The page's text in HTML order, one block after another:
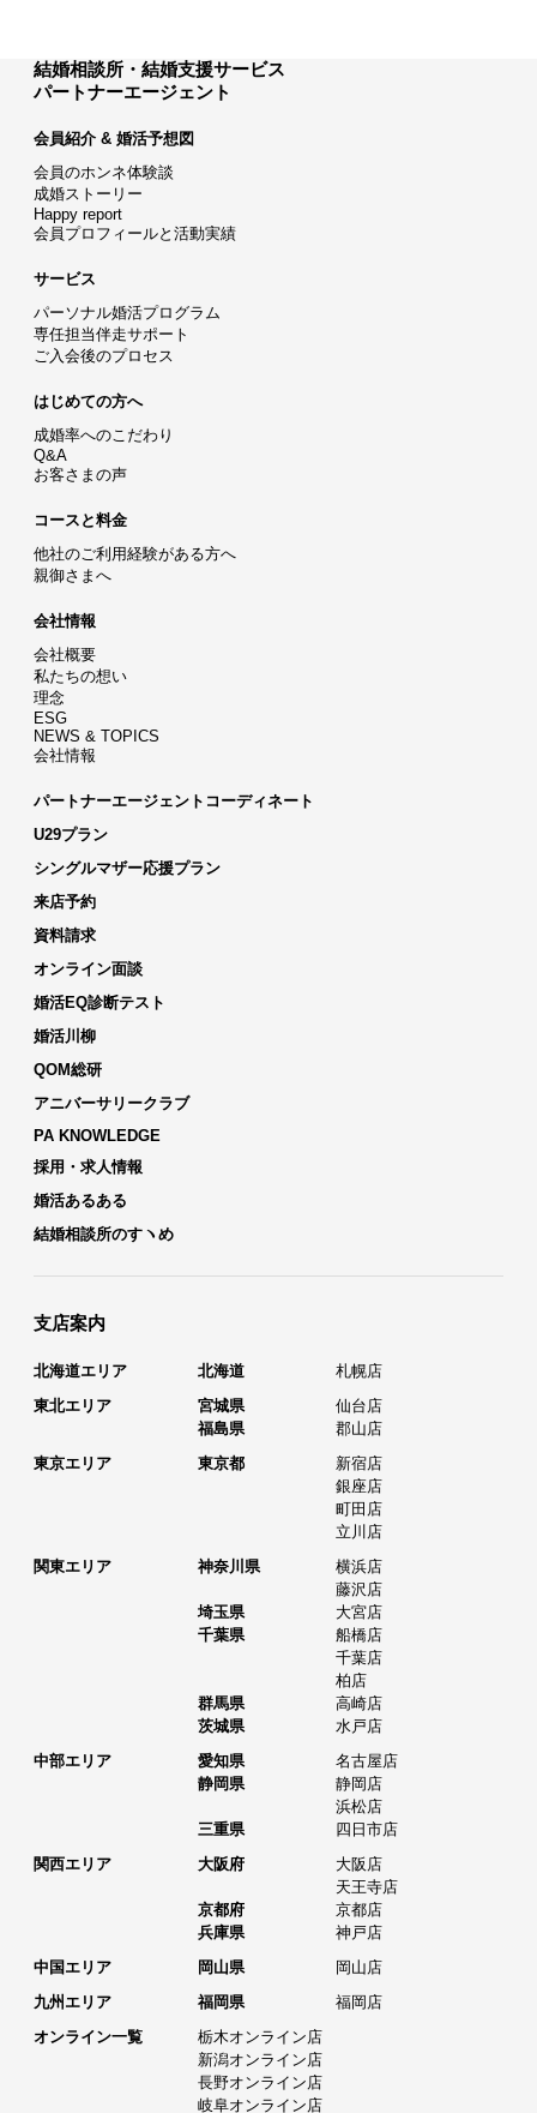
結婚相談所・結婚支援サービス
パートナーエージェント
会員紹介 & 婚活予想図
会員のホンネ体験談
成婚ストーリー
Happy report
会員プロフィールと活動実績
サービス
パーソナル婚活プログラム
専任担当伴走サポート
ご入会後のプロセス
はじめての方へ
成婚率へのこだわり
Q&A
お客さまの声
コースと料金
他社のご利用経験がある方へ
親御さまへ
会社情報
会社概要
私たちの想い
理念
ESG
NEWS & TOPICS
会社情報
パートナーエージェントコーディネート
U29プラン
シングルマザー応援プラン
来店予約
資料請求
オンライン面談
婚活EQ診断テスト
婚活川柳
QOM総研
アニバーサリークラブ
PA KNOWLEDGE
採用・求人情報
婚活あるある
結婚相談所のすヽめ
支店案内
北海道エリア 北海道
札幌店
東北エリア
宮城県
仙台店
福島県
郡山店
東京エリア
東京都
新宿店
銀座店
町田店
立川店
関東エリア
神奈川県
横浜店
藤沢店
埼玉県
大宮店
千葉県
船橋店
千葉店
柏店
群馬県
高崎店
茨城県
水戸店
中部エリア
愛知県
名古屋店
静岡県
静岡店
浜松店
三重県
四日市店
関西エリア
大阪府
大阪店
天王寺店
京都府
京都店
兵庫県
神戸店
中国エリア
岡山県
岡山店
九州エリア
福岡県
福岡店
オンライン一覧
栃木オンライン店
新潟オンライン店
長野オンライン店
岐阜オンライン店